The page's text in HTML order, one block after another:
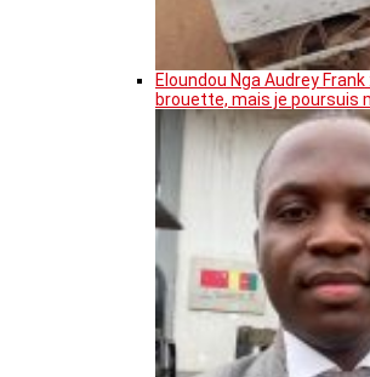
Eloundou Nga Audrey
brouette, mais je poursuis